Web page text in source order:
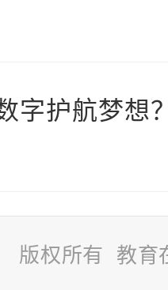
字护航梦
版权所有 教育